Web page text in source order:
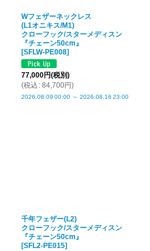
Wフェザーネックレス
(L1オニキス/M1)
クローフック/スターメディスン
『チェーン50cm』
[SFLW-PE008]
77,000円(税別)
(税込 : 84,700円)
2026.08.09 00:00 ～ 2026.08.16 23:00
千年フェザー(L2)
クローフック/スターメディスン
『チェーン50cm』
[SFL2-PE015]